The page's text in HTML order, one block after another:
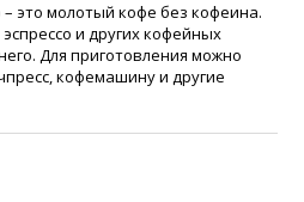
это молотый кофе без кофеина.
и других кофейных
Для приготовления можно
кофемашину и другие